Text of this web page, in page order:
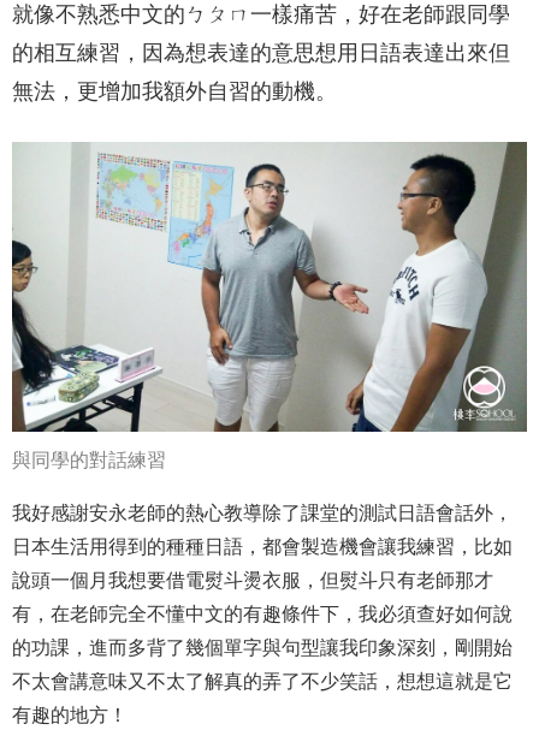
就像不熟悉中文的ㄅㄆㄇ一樣痛苦，好在老師跟同學
的相互練習，因為想表達的意思想用日語表達出來但
無法，更增加我額外自習的動機。
與同學的對話練習
我好感謝安永老師的熱心教導除了課堂的測試日語會話外，
日本生活用得到的種種日語，都會製造機會讓我練習，比如
說頭一個月我想要借電熨斗燙衣服，但熨斗只有老師那才
有，在老師完全不懂中文的有趣條件下，我必須查好如何說
的功課，進而多背了幾個單字與句型讓我印象深刻，剛開始
不太會講意味又不太了解真的弄了不少笑話，想想這就是它
有趣的地方！